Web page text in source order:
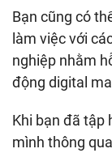
Bạn cũng có
làm việc với
nghiệp nhằm
động digital
Khi bạn đã tập
mình thông